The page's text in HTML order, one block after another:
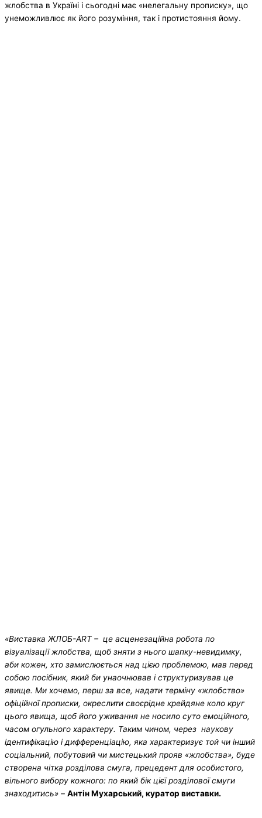
жлобства в Україні і сьогодні має «нелегальну прописку», що
унеможливлює як його розуміння, так і протистояння йому.
«Виставка ЖЛОБ-ART – це асценезаційна робота по
візуалізації жлобства, щоб зняти з нього шапку-невидимку,
аби кожен, хто замислюється над цією проблемою, мав перед
собою посібник, який би унаочнював і структуризував це
явище. Ми хочемо, перш за все, надати терміну «жлобство»
офіційної прописки, окреслити своєрідне крейдяне коло круг
цього явища, щоб його уживання не носило суто емоційного,
часом огульного характеру. Таким чином, через наукову
ідентифікацію і дифференціацію, яка характеризує той чи інший
соціальний, побутовий чи мистецький прояв «жлобства», буде
створена чітка розділова смуга, прецедент для особистого,
вільного вибору кожного: по який бік цієї розділової смуги
знаходитись» – Антін Мухарський, куратор виставки.